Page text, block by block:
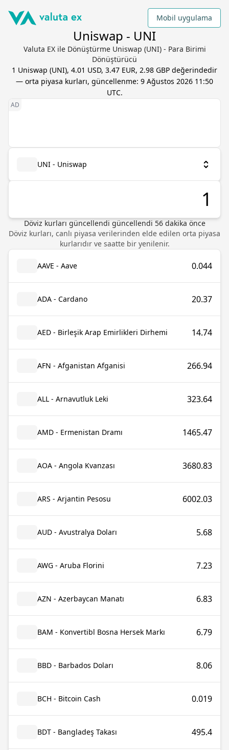
Mobil uygulama
Uniswap - UNI
Valuta EX ile Dönüştürme Uniswap (UNI) - Para Birimi
Dönüştürücü
1 Uniswap (UNI), 4.01 USD, 3.47 EUR, 2.98 GBP değerindedir
— orta piyasa kurları, güncellenme: 9 Ağustos 2026 11:50
UTC.
UNI - Uniswap
Döviz kurları güncellendi güncellendi 56 dakika önce
Döviz kurları, canlı piyasa verilerinden elde edilen orta piyasa
kurlarıdır ve saatte bir yenilenir.
AAVE - Aave 0.044
ADA - Cardano 20.37
AED - Birleşik Arap Emirlikleri Dirhemi 14.74
AFN - Afganistan Afganisi 266.94
ALL - Arnavutluk Leki 323.64
AMD - Ermenistan Dramı 1465.47
AOA - Angola Kvanzası 3680.83
ARS - Arjantin Pesosu 6002.03
AUD - Avustralya Doları 5.68
AWG - Aruba Florini 7.23
AZN - Azerbaycan Manatı 6.83
BAM - Konvertibl Bosna Hersek Markı 6.79
BBD - Barbados Doları 8.06
BCH - Bitcoin Cash 0.019
BDT - Bangladeş Takası 495.4